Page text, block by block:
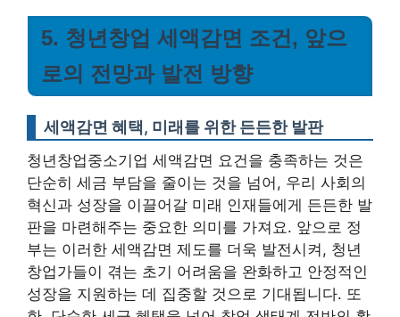
5. 청년창업 세액감면 조건, 앞으
로의 전망과 발전 방향
세액감면 혜택, 미래를 위한 든든한 발판
청년창업중소기업 세액감면 요건을 충족하는 것은
단순히 세금 부담을 줄이는 것을 넘어, 우리 사회의
혁신과 성장을 이끌어갈 미래 인재들에게 든든한 발
판을 마련해주는 중요한 의미를 가져요. 앞으로 정
부는 이러한 세액감면 제도를 더욱 발전시켜, 청년
창업가들이 겪는 초기 어려움을 완화하고 안정적인
성장을 지원하는 데 집중할 것으로 기대됩니다. 또